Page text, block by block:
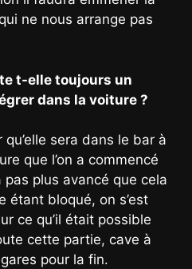
ne nous arrange pas
t-elle toujours un
dans la voiture ?
sera dans le bar à
que l’on a commencé
pas plus avancé que cela
étant bloqué, on s’est
ce qu’il était possible
cette partie, cave à
pour la fin.